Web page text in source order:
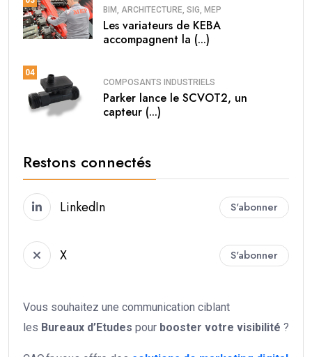
BIM, ARCHITECTURE, SIG, MEP
Les variateurs de KEBA
accompagnent la (...)
04
COMPOSANTS INDUSTRIELS
Parker lance le SCVOT2, un
capteur (...)
Restons connectés
LinkedIn S'abonner
X S'abonner
Vous souhaitez une communication ciblant
les Bureaux d’Etudes pour booster votre visibilité ?